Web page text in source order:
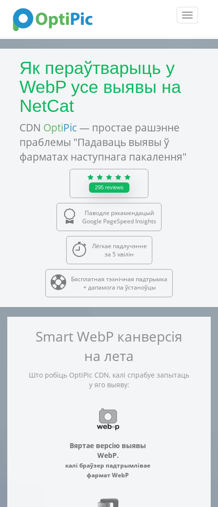
Toggle
Як пераўтварыць у
WebP усе выявы на
NetCat
CDN OptiPic — простае рашэнне
праблемы "Падаваць выявы ў
фарматах наступнага пакалення"
295 reviews
Паводле рэкамендацый
Google PageSpeed Insights
Лёгкае падлучэнне
за 5 хвілін
Бясплатная тэхнічная падтрымка
+ дапамога па ўстаноўцы
Smart WebP канверсія
на лета
Што робіць OptiPic CDN, калі спрабуе запытаць
у яго выяву:
Вяртае версію выявы
WebP.
калі браўзер падтрымлівае
фармат WebP